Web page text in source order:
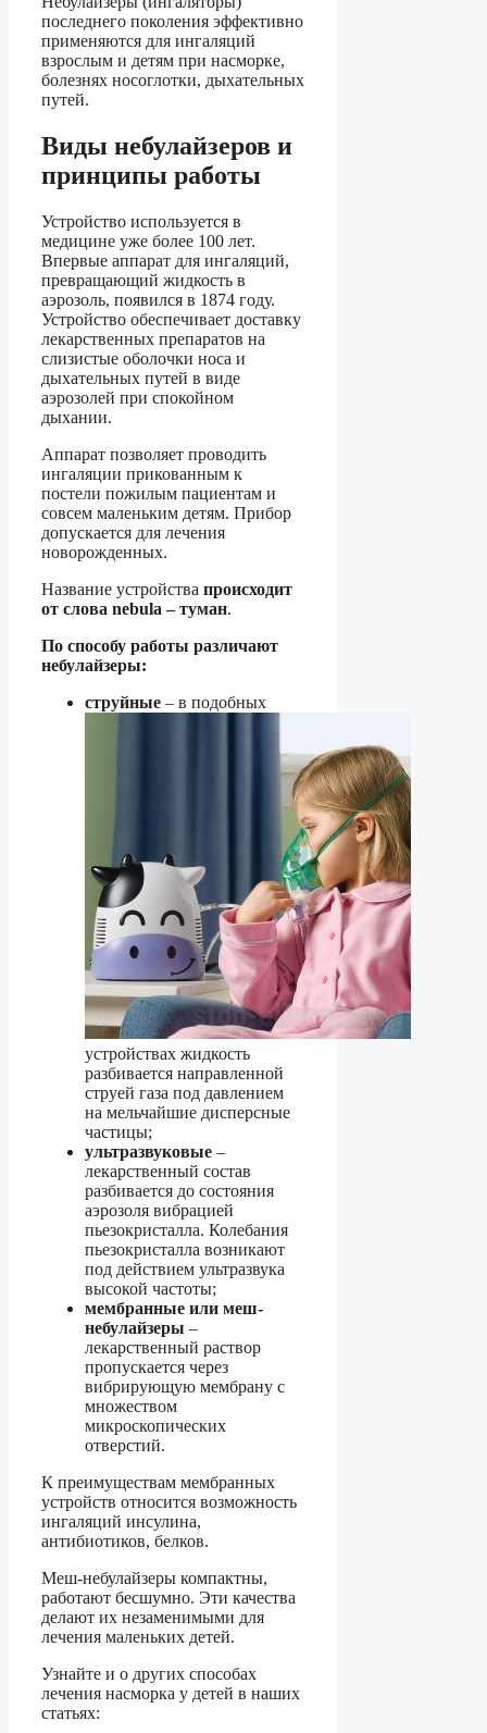
последнего поколения эффективно
применяются для ингаляций
взрослым и детям при насморке,
болезнях носоглотки, дыхательных
путей.
Виды небулайзеров и
принципы работы
Устройство используется в
медицине уже более 100 лет.
Впервые аппарат для ингаляций,
превращающий жидкость в
аэрозоль, появился в 1874 году.
Устройство обеспечивает доставку
лекарственных препаратов на
слизистые оболочки носа и
дыхательных путей в виде
аэрозолей при спокойном
дыхании.
Аппарат позволяет проводить
ингаляции прикованным к
постели пожилым пациентам и
совсем маленьким детям. Прибор
допускается для лечения
новорожденных.
Название устройства происходит
от слова nebula – туман.
По способу работы различают
небулайзеры:
струйные – в подобных
устройствах жидкость
разбивается направленной
струей газа под давлением
на мельчайшие дисперсные
частицы;
ультразвуковые –
лекарственный состав
разбивается до состояния
аэрозоля вибрацией
пьезокристалла. Колебания
пьезокристалла возникают
под действием ультразвука
высокой частоты;
мембранные или меш-
небулайзеры –
лекарственный раствор
пропускается через
вибрирующую мембрану с
множеством
микроскопических
отверстий.
К преимуществам мембранных
устройств относится возможность
ингаляций инсулина,
антибиотиков, белков.
Меш-небулайзеры компактны,
работают бесшумно. Эти качества
делают их незаменимыми для
лечения маленьких детей.
Узнайте и о других способах
лечения насморка у детей в наших
статьях: